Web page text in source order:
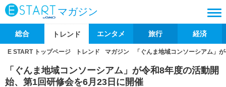
マガジン
総合 トレンド エンタメ 旅行 経済
E START トップページ トレンド マガジン 「ぐんま地域コンソーシアム」
「ぐんま地域コンソーシアム」が令和8年度の活動開
始、第1回研修会を6月23日に開催